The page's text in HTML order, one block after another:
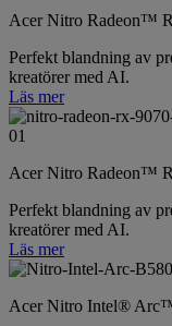
Acer Nitro Radeon™
Perfekt blandning av
kreatörer med AI.
Läs mer
Acer Nitro Radeon™
Perfekt blandning av
kreatörer med AI.
Läs mer
Acer Nitro Intel®